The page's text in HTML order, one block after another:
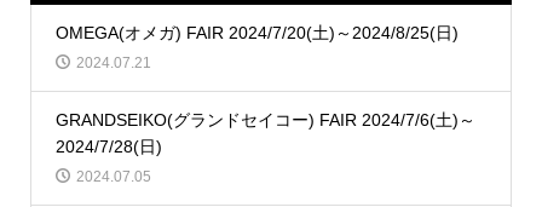
OMEGA(オメガ) FAIR 2024/7/20(土)～2024/8/25(日)
2024.07.21
GRANDSEIKO(グランドセイコー) FAIR 2024/7/6(土)～
2024/7/28(日)
2024.07.05